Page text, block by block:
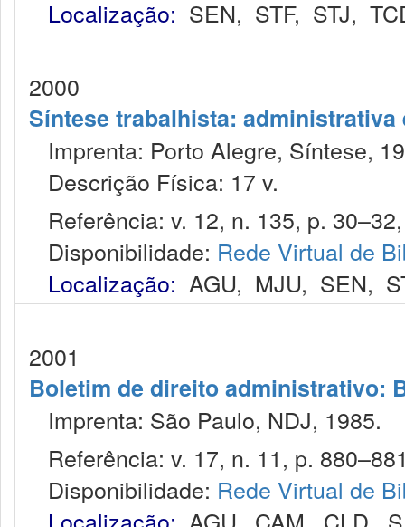
Localização: SEN, STF, STJ,
2000
Síntese trabalhista:
Imprenta: Porto Alegre, Síntese,
Descrição Física: 17 v.
Referência: v. 12, n. 135, p.
Disponibilidade: Rede Virtual de
Localização: AGU, MJU, SEN,
2001
Boletim de direito administrativo:
Imprenta: São Paulo, NDJ, 1985.
Referência: v. 17, n. 11, p.
Disponibilidade: Rede Virtual de